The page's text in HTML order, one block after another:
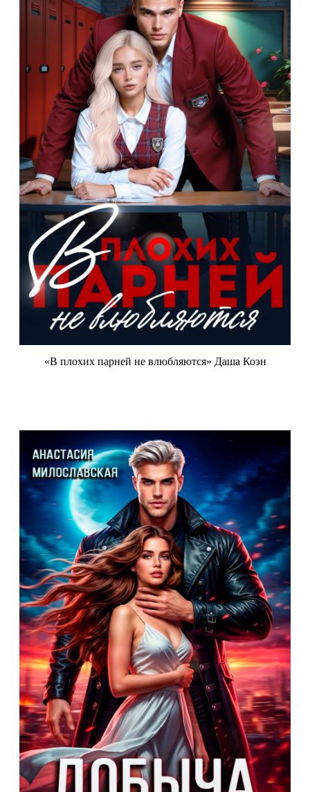
«В плохих парней не влюбляются» Даша Коэн